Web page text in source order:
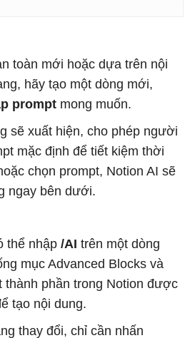
toàn mới hoặc dựa trên nội
hãy tạo một dòng mới,
prompt mong muốn.
sẽ xuất hiện, cho phép người
mặc định để tiết kiệm thời
chọn prompt, Notion AI sẽ
ngay bên dưới.
thể nhập /AI trên một dòng
mục Advanced Blocks và
thành phần trong Notion được
tạo nội dung.
thay đổi, chỉ cần nhấn